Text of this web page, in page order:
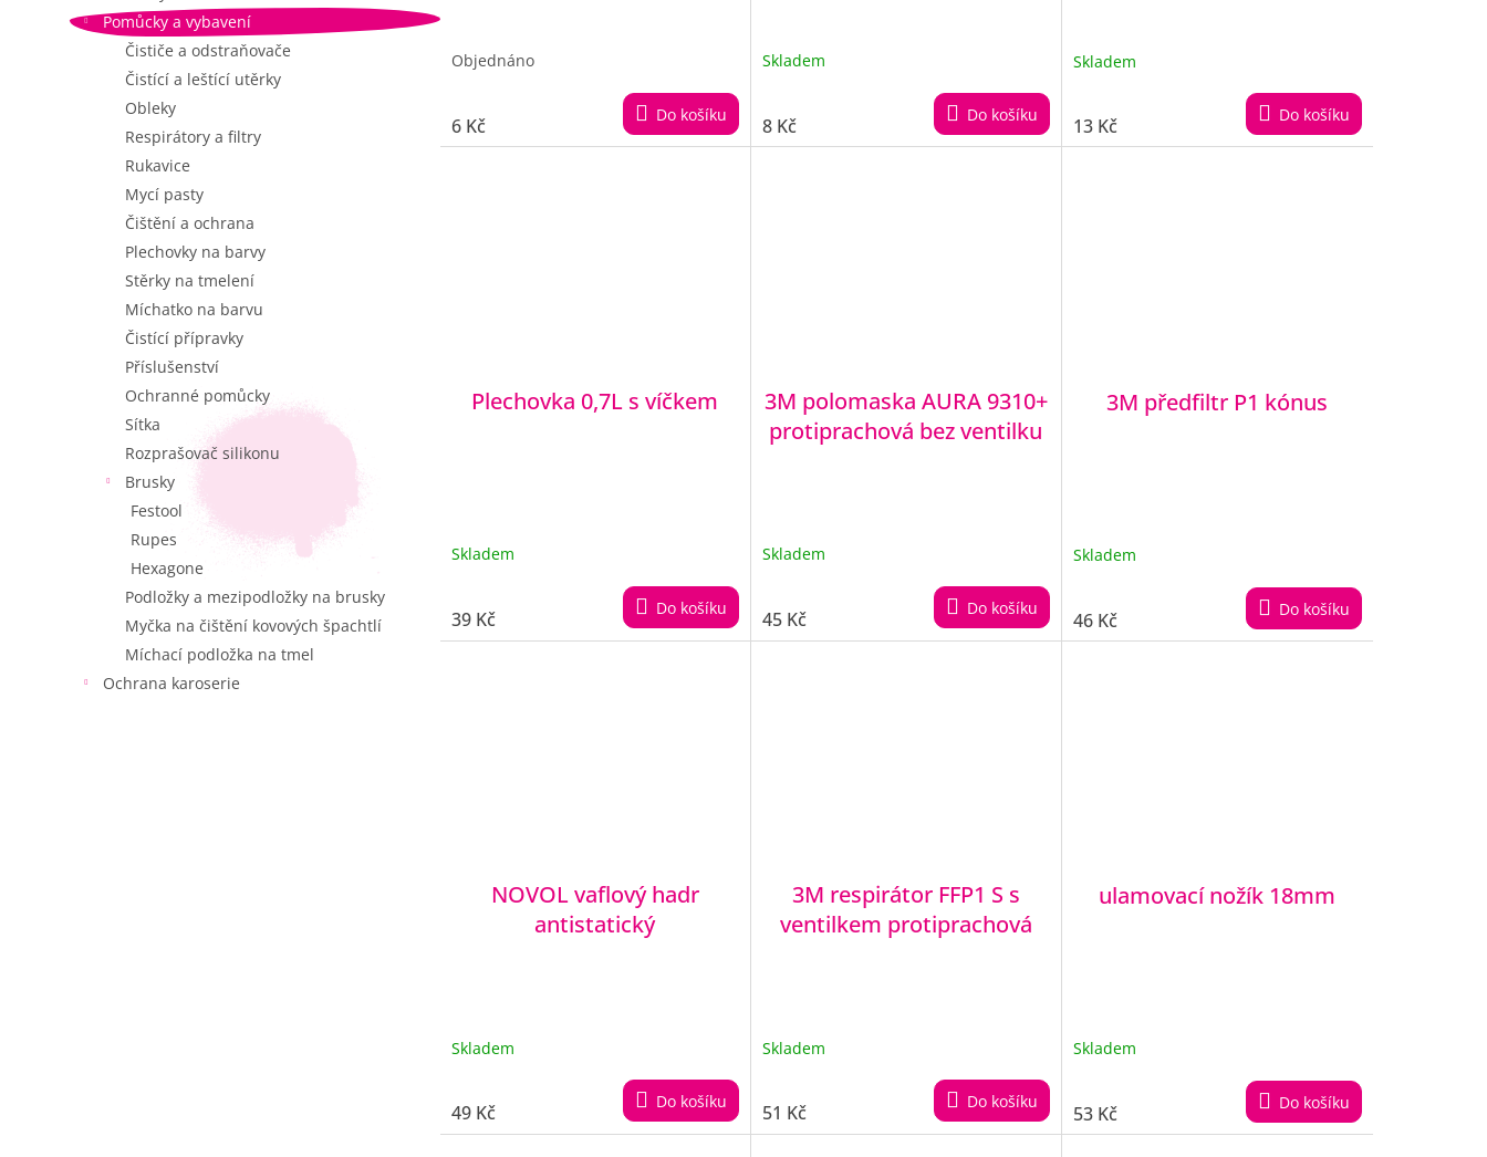
Pomůcky a vybavení
Čističe a odstraňovače
Čistící a leštící utěrky
Obleky
Respirátory a filtry
Rukavice
Mycí pasty
Čištění a ochrana
Plechovky na barvy
Stěrky na tmelení
Míchatko na barvu
Čistící přípravky
Příslušenství
Ochranné pomůcky
Sítka
Rozprašovač silikonu
Brusky
Festool
Rupes
Hexagone
Podložky a mezipodložky na brusky
Myčka na čištění kovových špachtlí
Míchací podložka na tmel
Ochrana karoserie
Objednáno
6 Kč Do košíku
Skladem
8 Kč Do košíku
Skladem
13 Kč Do košíku
Plechovka 0,7L s víčkem
Skladem
39 Kč Do košíku
3M polomaska AURA 9310+
protiprachová bez ventilku
Skladem
45 Kč Do košíku
3M předfiltr P1 kónus
Skladem
46 Kč Do košíku
NOVOL vaflový hadr
antistatický
Skladem
49 Kč Do košíku
3M respirátor FFP1 S s
ventilkem protiprachová
Skladem
51 Kč Do košíku
ulamovací nožík 18mm
Skladem
53 Kč Do košíku